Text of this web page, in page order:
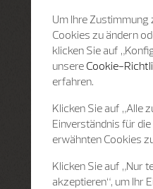
Um Ihre Zustimmung
Cookies zu ändern
klicken Sie auf
unsere Cookie-
erfahren.
Klicken Sie auf „Alle
Einverständnis für
erwähnten Cookies
Klicken Sie auf „Nur
akzeptieren“, um Ihr